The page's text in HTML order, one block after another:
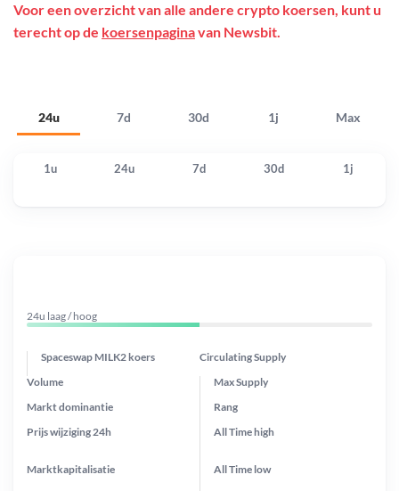
24u 7d 30d 1j Max
Voor een overzicht van alle andere crypto koersen, kunt u
terecht op de koersenpaginavan Newsbit.
1u 24u 7d 30d 1j
24u laag / hoog
Spaceswap MILK2 koers Circulating Supply
Prijs wijziging 24h
Max Supply
Markt dominantie
Marktkapitalisatie
Volume
Rang
All Timehigh
All Time low